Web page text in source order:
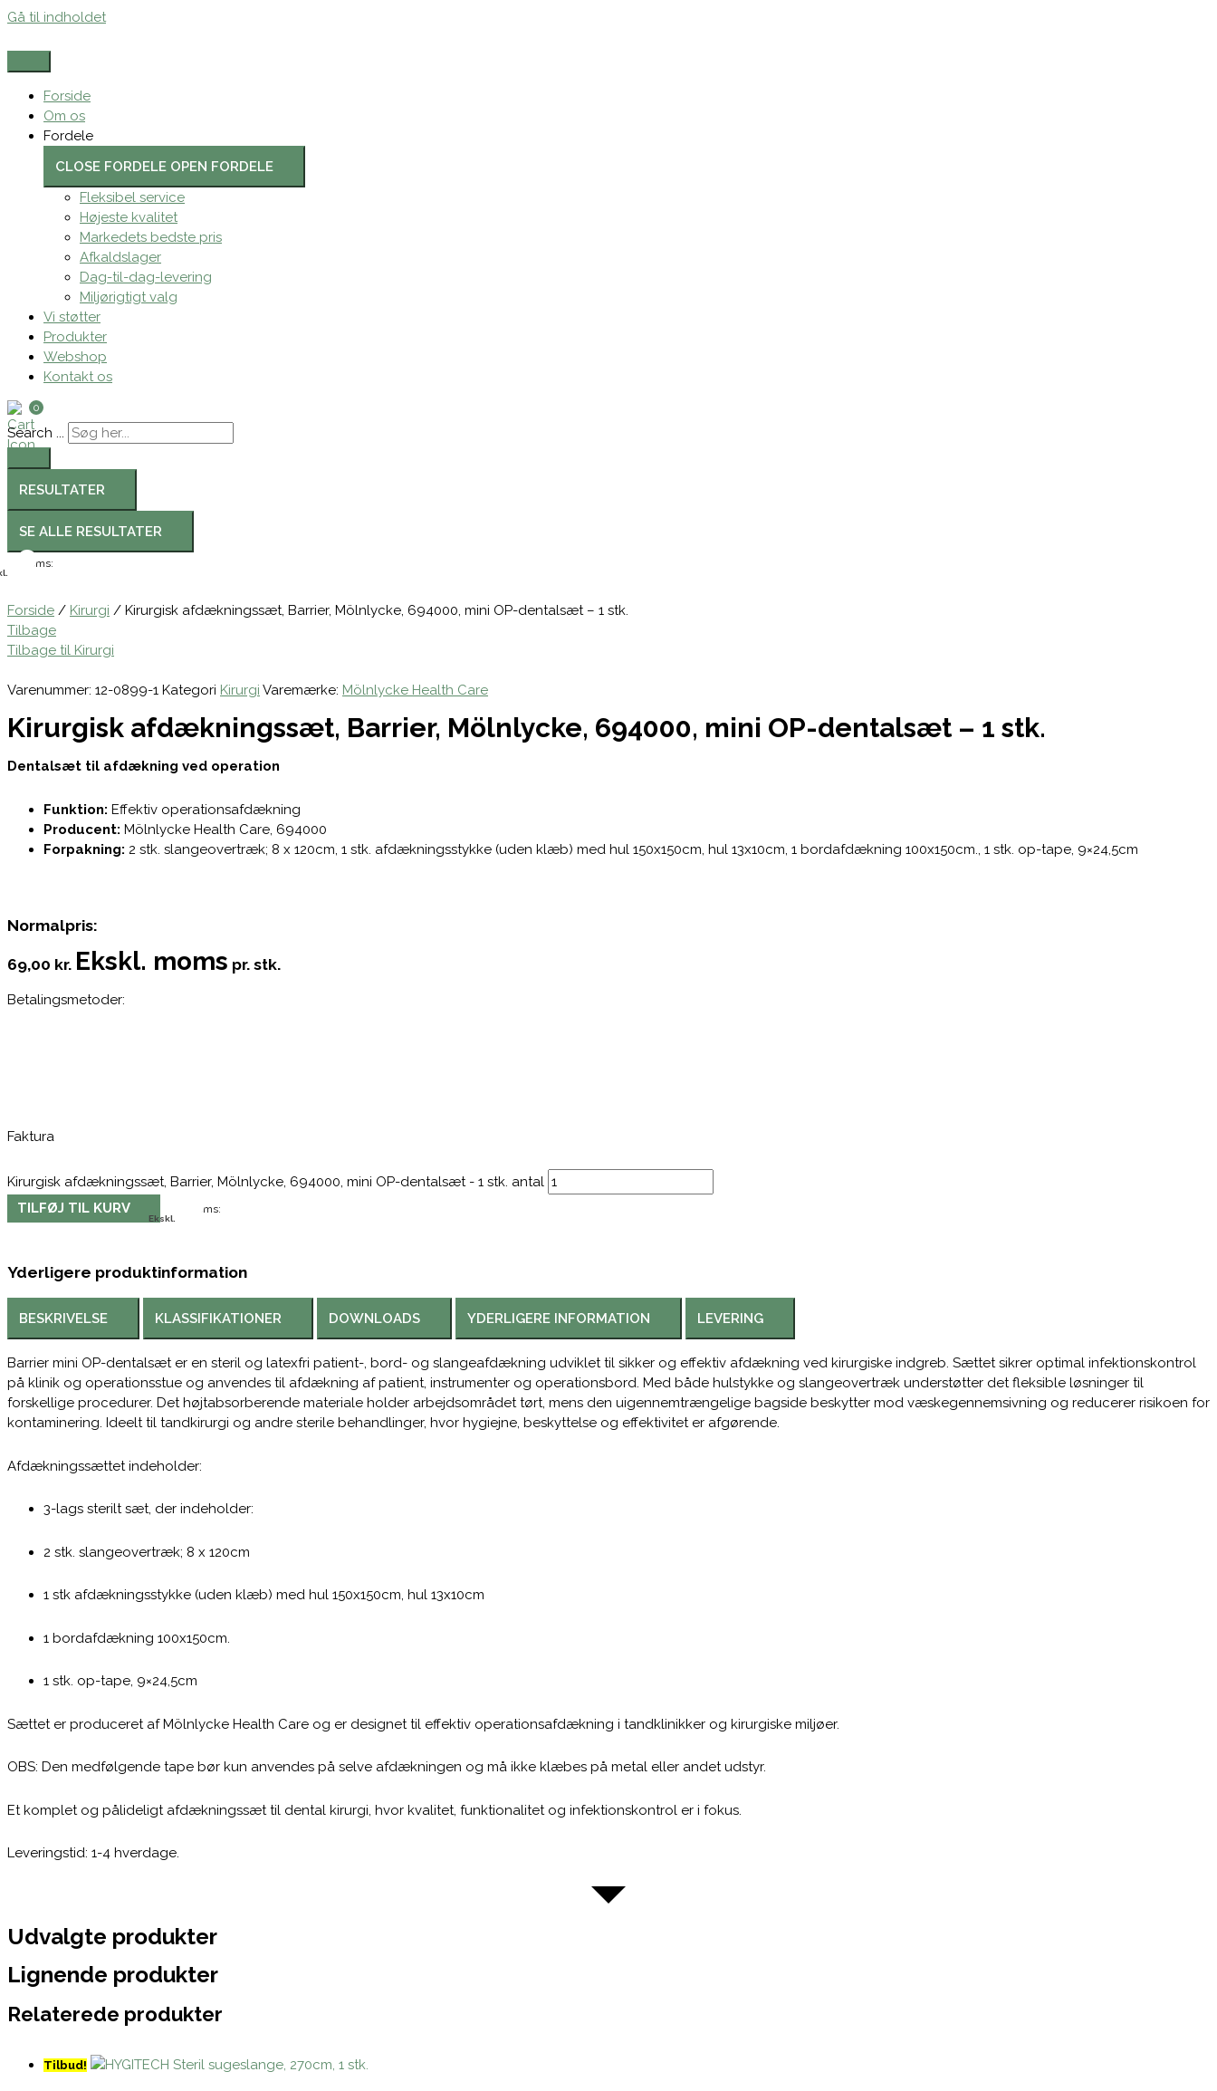
Gå til indholdet
Forside
Om os
Fordele
CLOSE FORDELE OPEN FORDELE
Fleksibel service
Højeste kvalitet
Markedets bedste pris
Afkaldslager
Dag-til-dag-levering
Miljørigtigt valg
Vi støtter
Produkter
Webshop
Kontakt os
0
Search ...
RESULTATER
SE ALLE RESULTATER
Moms:
Forside / Kirurgi / Kirurgisk afdækningssæt, Barrier, Mölnlycke, 694000, mini OP-dentalsæt – 1 stk.
Tilbage
Tilbage til Kirurgi
Varenummer: 12-0899-1 Kategori Kirurgi Varemærke: Mölnlycke Health Care
Kirurgisk afdækningssæt, Barrier, Mölnlycke, 694000, mini OP-dentalsæt – 1 stk.
Dentalsæt til afdækning ved operation
Funktion: Effektiv operationsafdækning
Producent: Mölnlycke Health Care, 694000
Forpakning: 2 stk. slangeovertræk; 8 x 120cm, 1 stk. afdækningsstykke (uden klæb) med hul 150x150cm, hul 13x10cm, 1 bordafdækning 100x150cm., 1 stk. op-tape, 9×24,5cm
Normalpris:
69,00 kr. Ekskl. moms pr. stk.
Betalingsmetoder:
Faktura
Kirurgisk afdækningssæt, Barrier, Mölnlycke, 694000, mini OP-dentalsæt - 1 stk. antal
TILFØJ TIL KURV
Moms:
Ekskl.
Yderligere produktinformation
BESKRIVELSE KLASSIFIKATIONER DOWNLOADS YDERLIGERE INFORMATION LEVERING
Barrier mini OP-dentalsæt er en steril og latexfri patient-, bord- og slangeafdækning udviklet til sikker og effektiv afdækning ved kirurgiske indgreb. Sættet sikrer optimal infektionskontrol
på klinik og operationsstue og anvendes til afdækning af patient, instrumenter og operationsbord. Med både hulstykke og slangeovertræk understøtter det fleksible løsninger til
forskellige procedurer. Det højtabsorberende materiale holder arbejdsområdet tørt, mens den uigennemtrængelige bagside beskytter mod væskegennemsivning og reducerer risikoen for
kontaminering. Ideelt til tandkirurgi og andre sterile behandlinger, hvor hygiejne, beskyttelse og effektivitet er afgørende.
Afdækningssættet indeholder:
3-lags sterilt sæt, der indeholder:
2 stk. slangeovertræk; 8 x 120cm
1 stk afdækningsstykke (uden klæb) med hul 150x150cm, hul 13x10cm
1 bordafdækning 100x150cm.
1 stk. op-tape, 9×24,5cm
Sættet er produceret af Mölnlycke Health Care og er designet til effektiv operationsafdækning i tandklinikker og kirurgiske miljøer.
OBS: Den medfølgende tape bør kun anvendes på selve afdækningen og må ikke klæbes på metal eller andet udstyr.
Et komplet og pålideligt afdækningssæt til dental kirurgi, hvor kvalitet, funktionalitet og infektionskontrol er i fokus.
Leveringstid: 1-4 hverdage.
Udvalgte produkter
Lignende produkter
Relaterede produkter
Tilbud!